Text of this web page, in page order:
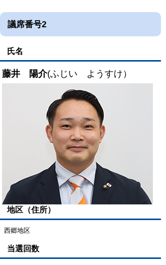
議席番号2
氏名
藤井 陽介(ふじい ようすけ）
地区（住所）
西郷地区
当選回数